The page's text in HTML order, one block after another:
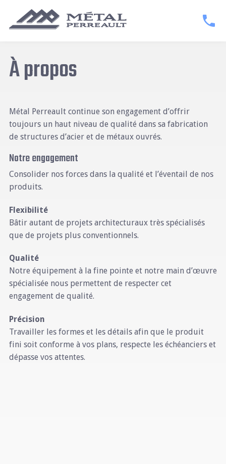
À propos
Métal Perreault continue son engagement d’offrir
toujours un haut niveau de qualité dans sa fabrication
de structures d’acier et de métaux ouvrés.
Notre engagement
Consolider nos forces dans la qualité et l’éventail de nos
produits.
Flexibilité
Bâtir autant de projets architecturaux très spécialisés
que de projets plus conventionnels.
Qualité
Notre équipement à la fine pointe et notre main d’œuvre
spécialisée nous permettent de respecter cet
engagement de qualité.
Précision
Travailler les formes et les détails afin que le produit
fini soit conforme à vos plans, respecte les échéanciers et
dépasse vos attentes.